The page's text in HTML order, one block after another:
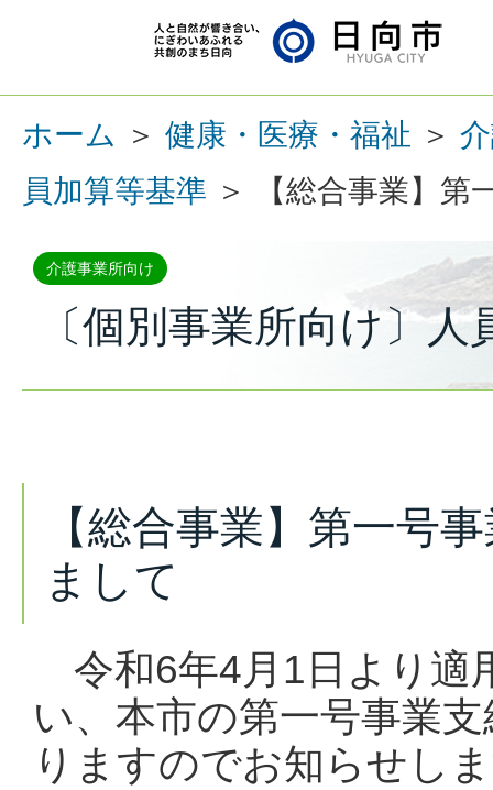
ホーム ＞ 健康・医療・福祉 ＞
員加算等基準 ＞ 【総合事業】第
介護事業所向け
〔個別事業所向け〕
【総合事業】第一号
まして
令和6年4月1日より適
い、本市の第一号事業
りますのでお知らせし